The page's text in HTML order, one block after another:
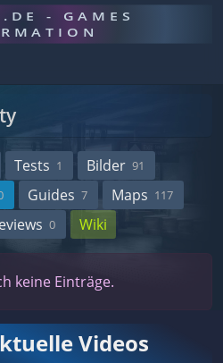
- GAMES
Tests 1 Bilder 91
Guides 7 Maps 117
0 Wiki
keine Einträge.
Videos